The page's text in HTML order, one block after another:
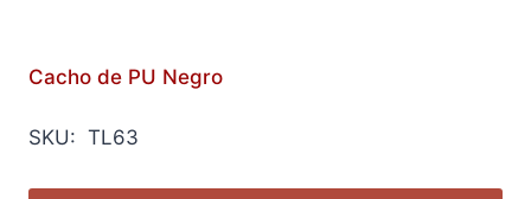
Cacho de PU Negro
SKU: TL63